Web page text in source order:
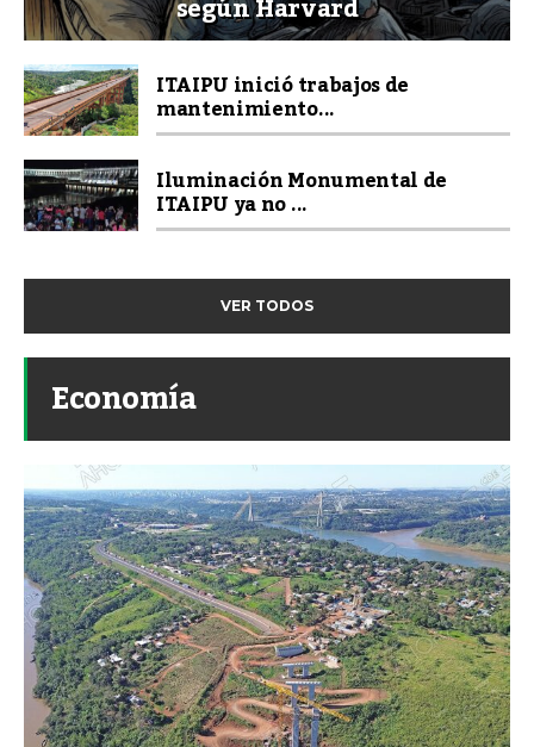
ITAIPU inició trabajos de
mantenimiento...
Iluminación Monumental de
ITAIPU ya no ...
VER TODOS
Economía